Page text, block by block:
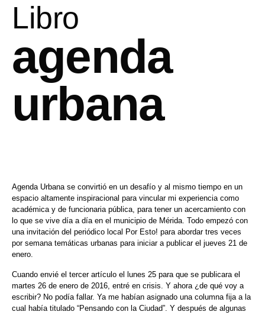
Libro
agenda
urbana
Agenda Urbana se convirtió en un desafío y al mismo tiempo en un
espacio altamente inspiracional para vincular mi experiencia como
académica y de funcionaria pública, para tener un acercamiento con
lo que se vive día a día en el municipio de Mérida. Todo empezó con
una invitación del periódico local Por Esto! para abordar tres veces
por semana temáticas urbanas para iniciar a publicar el jueves 21 de
enero.
Cuando envié el tercer artículo el lunes 25 para que se publicara el
martes 26 de enero de 2016, entré en crisis. Y ahora ¿de qué voy a
escribir? No podía fallar. Ya me habían asignado una columna fija a la
cual había titulado “Pensando con la Ciudad”. Y después de algunas